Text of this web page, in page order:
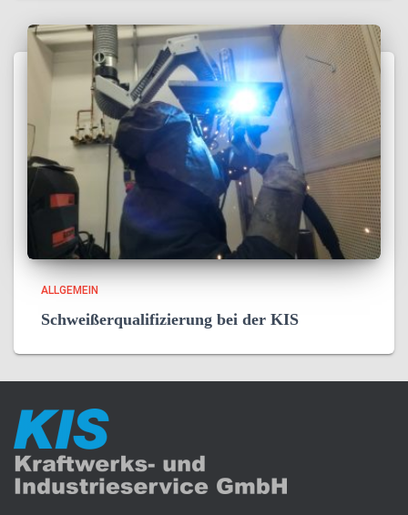
ALLGEMEIN
Schweißerqualifizierung bei der KIS